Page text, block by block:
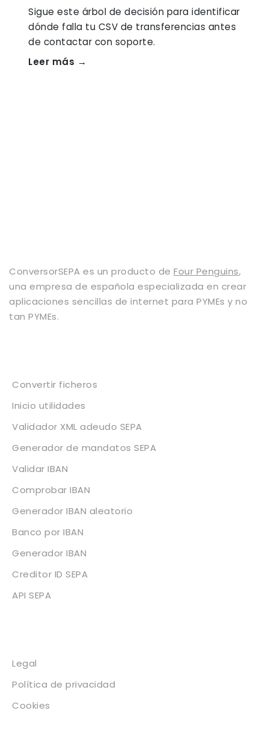
Sigue este árbol de decisión para identificar
dónde falla tu CSV de transferencias antes
de contactar con soporte.
Leer más →
ConversorSEPA es un producto de Four Penguins,
una empresa de española especializada en crear
aplicaciones sencillas de internet para PYMEs y no
tan PYMEs.
Convertir ficheros
Inicio utilidades
Validador XML adeudo SEPA
Generador de mandatos SEPA
Validar IBAN
Comprobar IBAN
Generador IBAN aleatorio
Banco por IBAN
Generador IBAN
Creditor ID SEPA
API SEPA
Legal
Política de privacidad
Cookies